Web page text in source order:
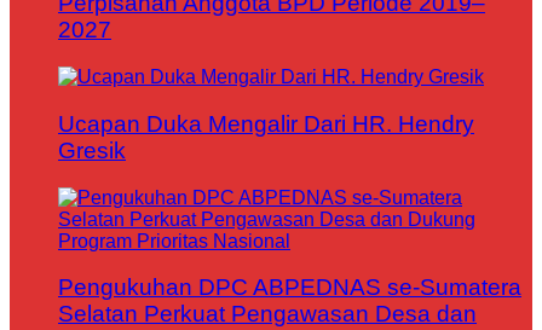
2027
Ucapan Duka Mengalir Dari HR. Hendry
Gresik
Pengukuhan DPC ABPEDNAS se-Sumatera
Selatan Perkuat Pengawasan Desa dan